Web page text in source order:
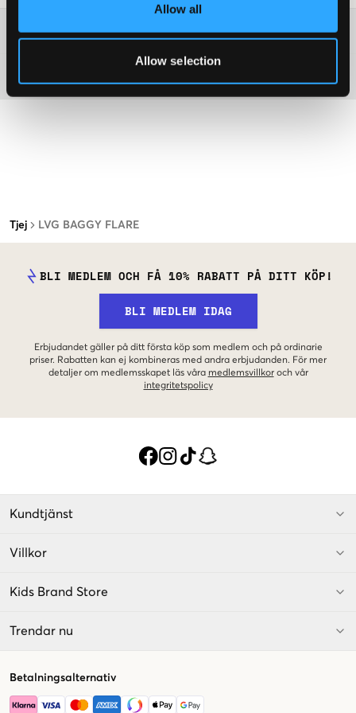
Allow all
Allow selection
Tjej LVG BAGGY FLARE
Mer information om tvättråd
BLI MEDLEM OCH FÅ 10% RABATT PÅ DITT KÖP!
BLI MEDLEM IDAG
Erbjudandet gäller på ditt första köp som medlem och på ordinarie
priser. Rabatten kan ej kombineras med andra erbjudanden. För mer
detaljer om medlemsskapet läs våra medlemsvillkor och vår
integritetspolicy
Kundtjänst
Villkor
Kids Brand Store
Trendar nu
Betalningsalternativ